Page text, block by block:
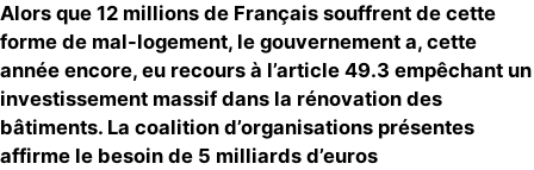
Alors que 12 millions de Français souffrent de cette
forme de mal-logement, le gouvernement a, cette
année encore, eu recours à l’article 49.3 empêchant un
investissement massif dans la rénovation des
bâtiments. La coalition d’organisations présentes
affirme le besoin de 5 milliards d’euros